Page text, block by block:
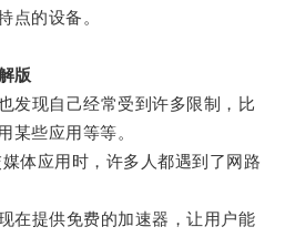
点的设备。
版
现自己经常受到许多限制，比
某些应用等等。
应用时，许多人都遇到了网路
提供免费的加速器，让用户能